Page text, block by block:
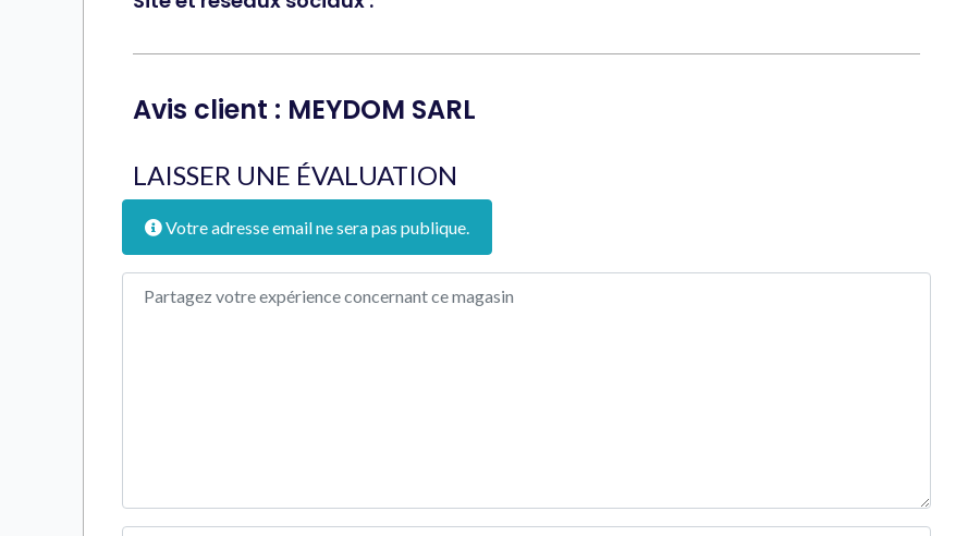
Avis client : MEYDOM SARL
LAISSER UNE ÉVALUATION
Votre adresse email ne sera pas publique.